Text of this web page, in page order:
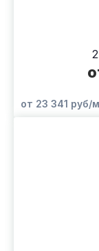
от 23 341 руб/